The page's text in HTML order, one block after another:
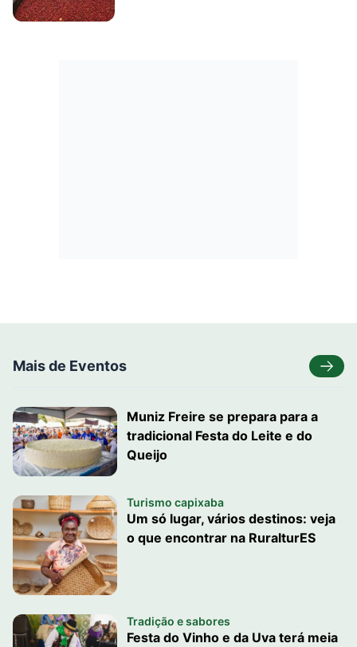
Mais de Eventos
Muniz Freire se prepara para a
tradicional Festa do Leite e do
Queijo
Turismo capixaba
Um só lugar, vários destinos: veja
o que encontrar na RuralturES
Tradição e sabores
Festa do Vinho e da Uva terá meia